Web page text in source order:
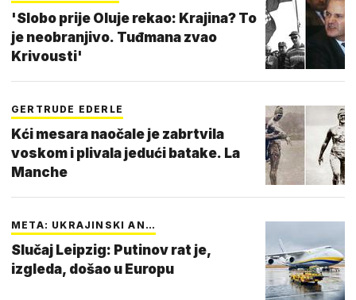
'Slobo prije Oluje rekao: Krajina? To
je neobranjivo. Tuđmana zvao
Krivousti'
GERTRUDE EDERLE
Kći mesara naočale je zabrtvila
voskom i plivala jedući batake. La
Manche
META: UKRAJINSKI AN…
Slučaj Leipzig: Putinov rat je,
izgleda, došao u Europu